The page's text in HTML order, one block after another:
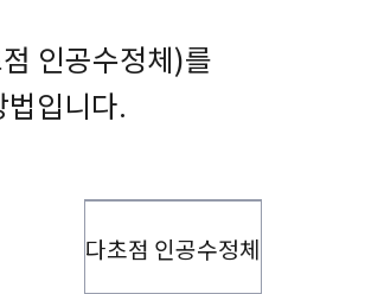
인공수정체)를
입니다.
다초점 인공수정체